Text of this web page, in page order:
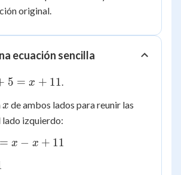
original.
ecuación sencilla
5 = x + 11.
x
x de ambos lados para reunir las
lado izquierdo:
= x − x + 11